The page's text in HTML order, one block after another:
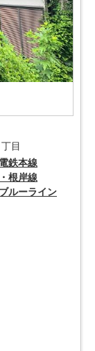
目
鉄本線
根岸線
ルーライン